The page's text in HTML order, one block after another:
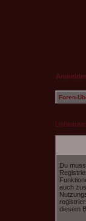
Foren-
Du
auch
diesem